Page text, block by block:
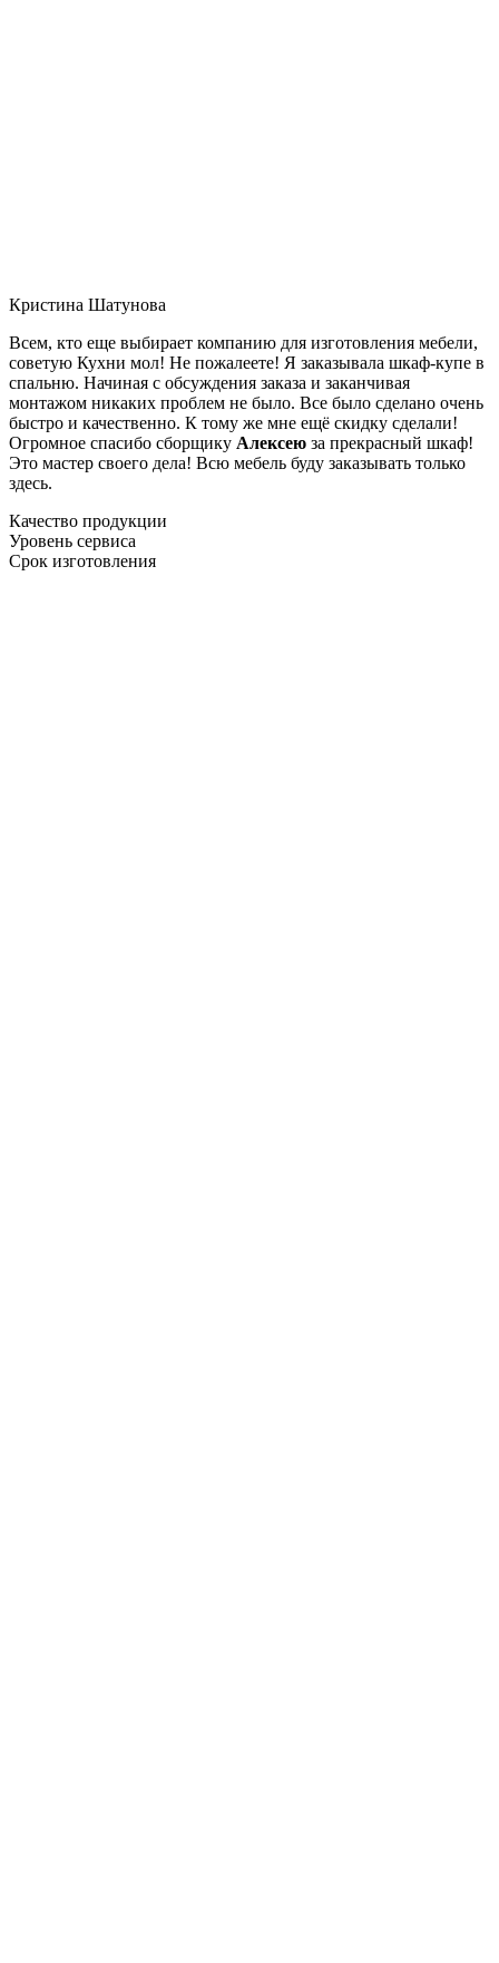
Кристина Шатунова
Всем, кто еще выбирает компанию для изготовления мебели,
советую Кухни мол! Не пожалеете! Я заказывала шкаф-купе в
спальню. Начиная с обсуждения заказа и заканчивая
монтажом никаких проблем не было. Все было сделано очень
быстро и качественно. К тому же мне ещё скидку сделали!
Огромное спасибо сборщику Алексею за прекрасный шкаф!
Это мастер своего дела! Всю мебель буду заказывать только
здесь.
Качество продукции
Уровень сервиса
Срок изготовления